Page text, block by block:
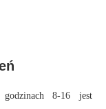
8-16 jest